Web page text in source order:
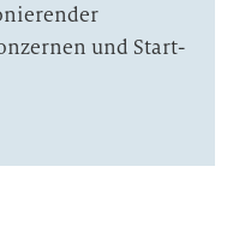
und Start-